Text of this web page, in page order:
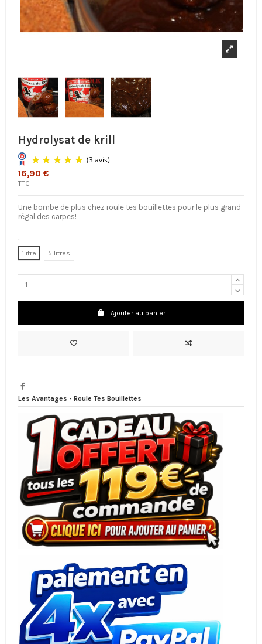
Hydrolysat de krill
16,90 €
TTC
Une bombe de plus chez roule tes bouillettes pour le plus grand
régal des carpes!
.
1litre
5 litres
Ajouter au panier
Les Avantages - Roule Tes Bouillettes